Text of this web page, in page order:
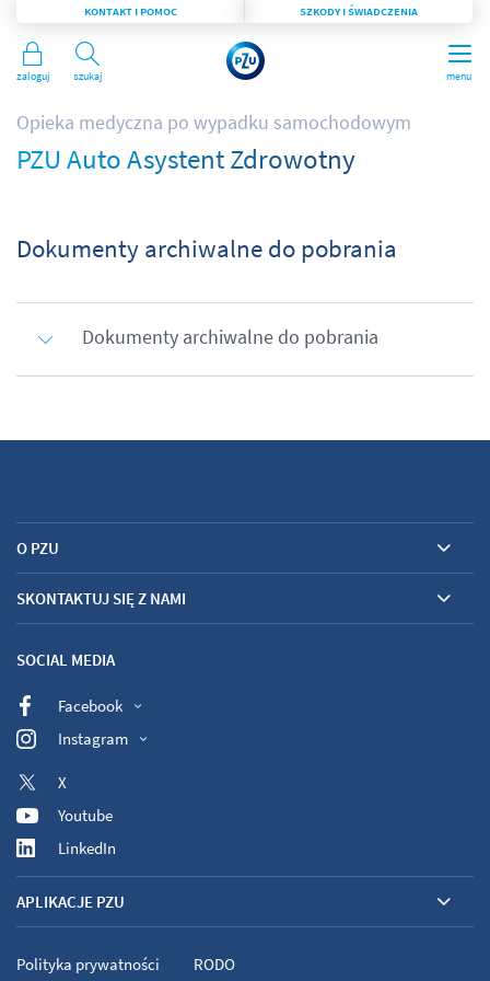
menu
Szukaj
KONTAKT I POMOC SZKODY I ŚWIADCZENIA
Zaloguj
Opieka medyczna po wypadku samochodowym
PZU Auto Asystent Zdrowotny
Dokumenty archiwalne do pobrania
Dokumenty archiwalne do pobrania
O PZU
SKONTAKTUJ SIĘ Z NAMI
SOCIAL MEDIA
Facebook
Instagram
X
Youtube
LinkedIn
APLIKACJE PZU
Polityka prywatności RODO